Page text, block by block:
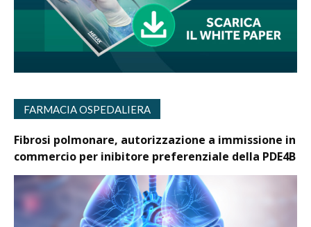
FARMACIA OSPEDALIERA
Fibrosi polmonare, autorizzazione a immissione in
commercio per inibitore preferenziale della PDE4B